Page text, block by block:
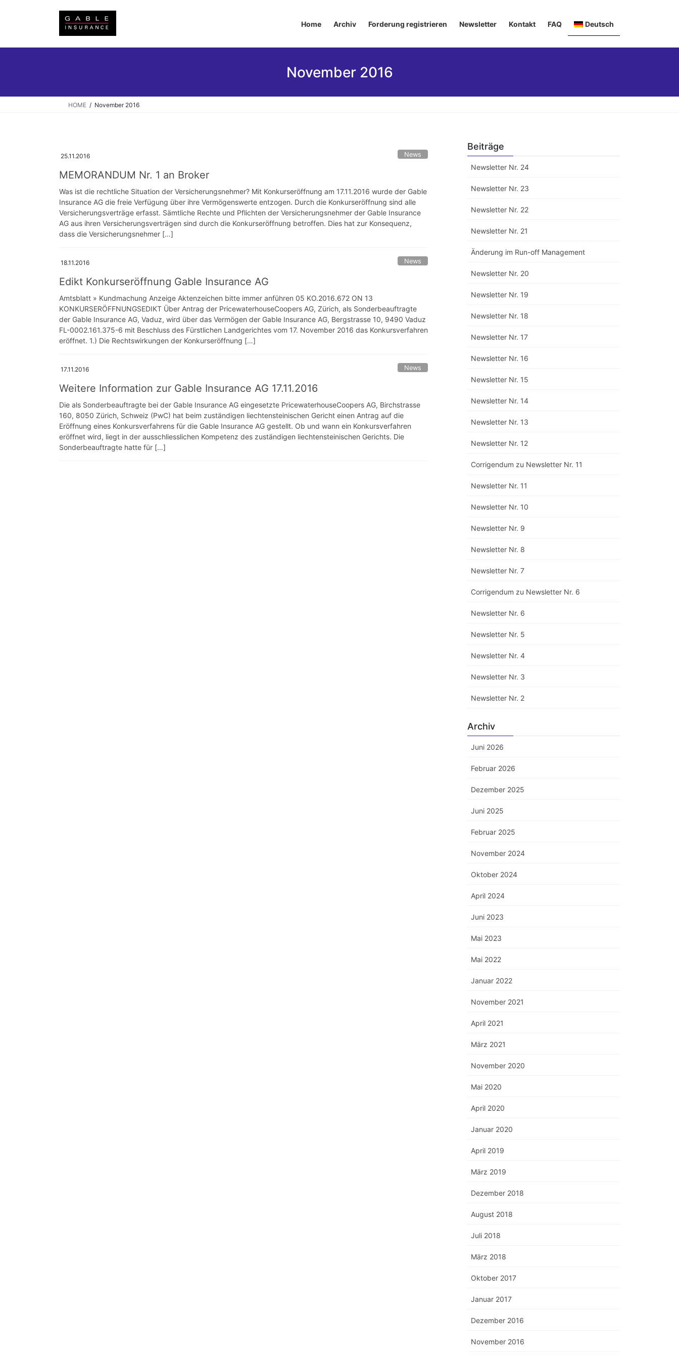
Home Archiv Forderung registrieren Newsletter Kontakt FAQ Deutsch
English
November 2016
HOME November 2016
25.11.2016 News
MEMORANDUM Nr. 1 an Broker
Was ist die rechtliche Situation der Versicherungsnehmer? Mit Konkurseröffnung am 17.11.2016 wurde der Gable
Insurance AG die freie Verfügung über ihre Vermögenswerte entzogen. Durch die Konkurseröffnung sind alle
Versicherungsverträge erfasst. Sämtliche Rechte und Pflichten der Versicherungsnehmer der Gable Insurance
AG aus ihren Versicherungsverträgen sind durch die Konkurseröffnung betroffen. Dies hat zur Konsequenz,
dass die Versicherungsnehmer […]
18.11.2016 News
Edikt Konkurseröffnung Gable Insurance AG
Amtsblatt » Kundmachung Anzeige Aktenzeichen bitte immer anführen 05 KO.2016.672 ON 13
KONKURSERÖFFNUNGSEDIKT Über Antrag der PricewaterhouseCoopers AG, Zürich, als Sonderbeauftragte
der Gable Insurance AG, Vaduz, wird über das Vermögen der Gable Insurance AG, Bergstrasse 10, 9490 Vaduz
FL-0002.161.375-6 mit Beschluss des Fürstlichen Landgerichtes vom 17. November 2016 das Konkursverfahren
eröffnet. 1.) Die Rechtswirkungen der Konkurseröffnung […]
17.11.2016 News
Weitere Information zur Gable Insurance AG 17.11.2016
Die als Sonderbeauftragte bei der Gable Insurance AG eingesetzte PricewaterhouseCoopers AG, Birchstrasse
160, 8050 Zürich, Schweiz (PwC) hat beim zuständigen liechtensteinischen Gericht einen Antrag auf die
Eröffnung eines Konkursverfahrens für die Gable Insurance AG gestellt. Ob und wann ein Konkursverfahren
eröffnet wird, liegt in der ausschliesslichen Kompetenz des zuständigen liechtensteinischen Gerichts. Die
Sonderbeauftragte hatte für […]
Beiträge
Newsletter Nr. 24
Newsletter Nr. 23
Newsletter Nr. 22
Newsletter Nr. 21
Änderung im Run-off Management
Newsletter Nr. 20
Newsletter Nr. 19
Newsletter Nr. 18
Newsletter Nr. 17
Newsletter Nr. 16
Newsletter Nr. 15
Newsletter Nr. 14
Newsletter Nr. 13
Newsletter Nr. 12
Corrigendum zu Newsletter Nr. 11
Newsletter Nr. 11
Newsletter Nr. 10
Newsletter Nr. 9
Newsletter Nr. 8
Newsletter Nr. 7
Corrigendum zu Newsletter Nr. 6
Newsletter Nr. 6
Newsletter Nr. 5
Newsletter Nr. 4
Newsletter Nr. 3
Newsletter Nr. 2
Archiv
Juni 2026
Februar 2026
Dezember 2025
Juni 2025
Februar 2025
November 2024
Oktober 2024
April 2024
Juni 2023
Mai 2023
Mai 2022
Januar 2022
November 2021
April 2021
März 2021
November 2020
Mai 2020
April 2020
Januar 2020
April 2019
März 2019
Dezember 2018
August 2018
Juli 2018
März 2018
Oktober 2017
Januar 2017
Dezember 2016
November 2016